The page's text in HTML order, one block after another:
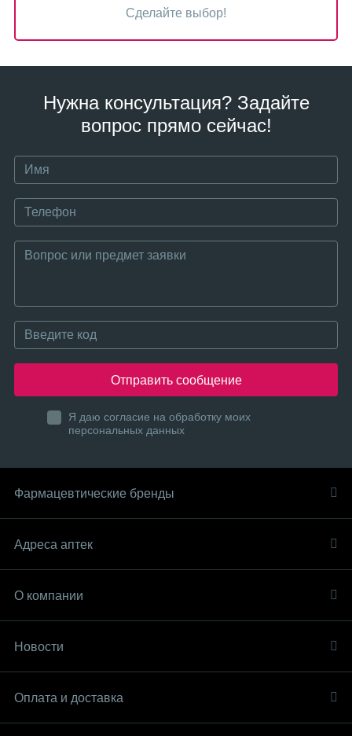
Сделайте выбор!
Нужна консультация? Задайте
вопрос прямо сейчас!
Отправить сообщение
Я даю согласие на обработку моих
персональных данных
Фармацевтические бренды
Адреса аптек
О компании
Новости
Оплата и доставка